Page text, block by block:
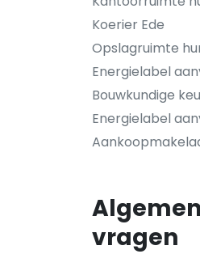
Koerier Ede
Opslagruimte
Energielabel
Bouwkundige
Energielabel
vragen